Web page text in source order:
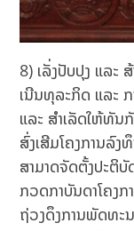
8) ເລັ່ງປັບປຸງ ແລະ
ເນີນທຸລະກິດ ແລະ
ແລະ ສໍາເລັດໃຫ້ທັ
ສົ່ງເສີມໂຄງການລົ
ສາມາດຈັດຕັ້ງປະຕິບັ
ກວດກາບັນດາໂຄງ
ຖ່ວງດຶງການພັດທະນ